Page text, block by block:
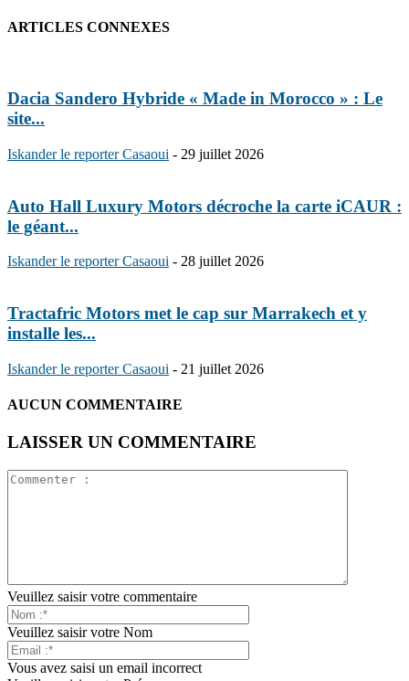
ARTICLES CONNEXES
Dacia Sandero Hybride « Made in Morocco » : Le
site...
Iskander le reporter Casaoui - 29 juillet 2026
Auto Hall Luxury Motors décroche la carte iCAUR :
le géant...
Iskander le reporter Casaoui - 28 juillet 2026
Tractafric Motors met le cap sur Marrakech et y
installe les...
Iskander le reporter Casaoui - 21 juillet 2026
AUCUN COMMENTAIRE
LAISSER UN COMMENTAIRE
Veuillez saisir votre commentaire
Veuillez saisir votre Nom
Vous avez saisi un email incorrect